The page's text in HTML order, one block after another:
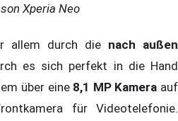
Xperia Neo
durch die nach außen
es sich perfekt in die Hand
über eine 8,1 MP Kamera auf
für Videotelefonie.